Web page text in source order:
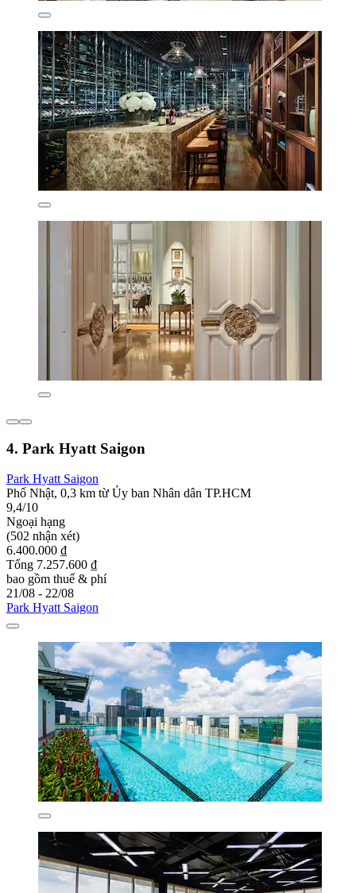
4. Park Hyatt Saigon
Park Hyatt Saigon
Phố Nhật, 0,3 km từ Ủy ban Nhân dân TP.HCM
9,4/10
Ngoại hạng
(502 nhận xét)
6.400.000 ₫
Tổng 7.257.600 ₫
bao gồm thuế & phí
21/08 - 22/08
Park Hyatt Saigon